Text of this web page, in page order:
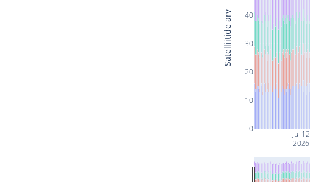
Jul 12
2026
0
10
20
30
40
Satelliitide arv